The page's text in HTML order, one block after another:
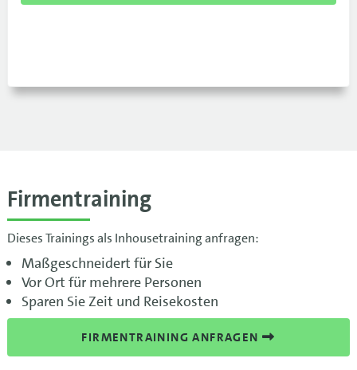
Firmentraining
Dieses Trainings als Inhousetraining anfragen:
Maßgeschneidert für Sie
Vor Ort für mehrere Personen
Sparen Sie Zeit und Reisekosten
FIRMENTRAINING ANFRAGEN